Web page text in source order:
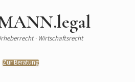
· Wirtschaftsrecht
Zur Beratung